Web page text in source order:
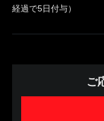
経過で5日付与）
ご